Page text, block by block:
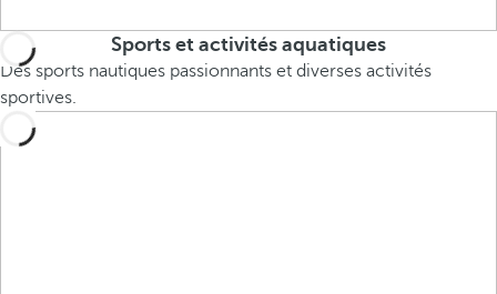
Sports et activités aquatiques
Des sports nautiques passionnants et diverses activités
sportives.